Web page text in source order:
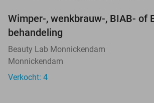
NEW
TODAY
Wimper-, wenkbrauw-, BIAB- of
behandeling
Beauty Lab Monnickendam
Monnickendam
Verkocht: 4